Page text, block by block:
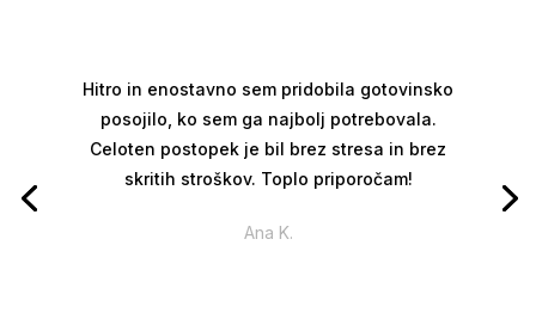
Hitro in enostavno sem pridobila gotovinsko
posojilo, ko sem ga najbolj potrebovala.
Celoten postopek je bil brez stresa in brez
skritih stroškov. Toplo priporočam!
Ana K.